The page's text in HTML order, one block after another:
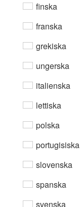
finska
franska
grekiska
ungerska
italienska
lettiska
polska
portugisiska
slovenska
spanska
svenska